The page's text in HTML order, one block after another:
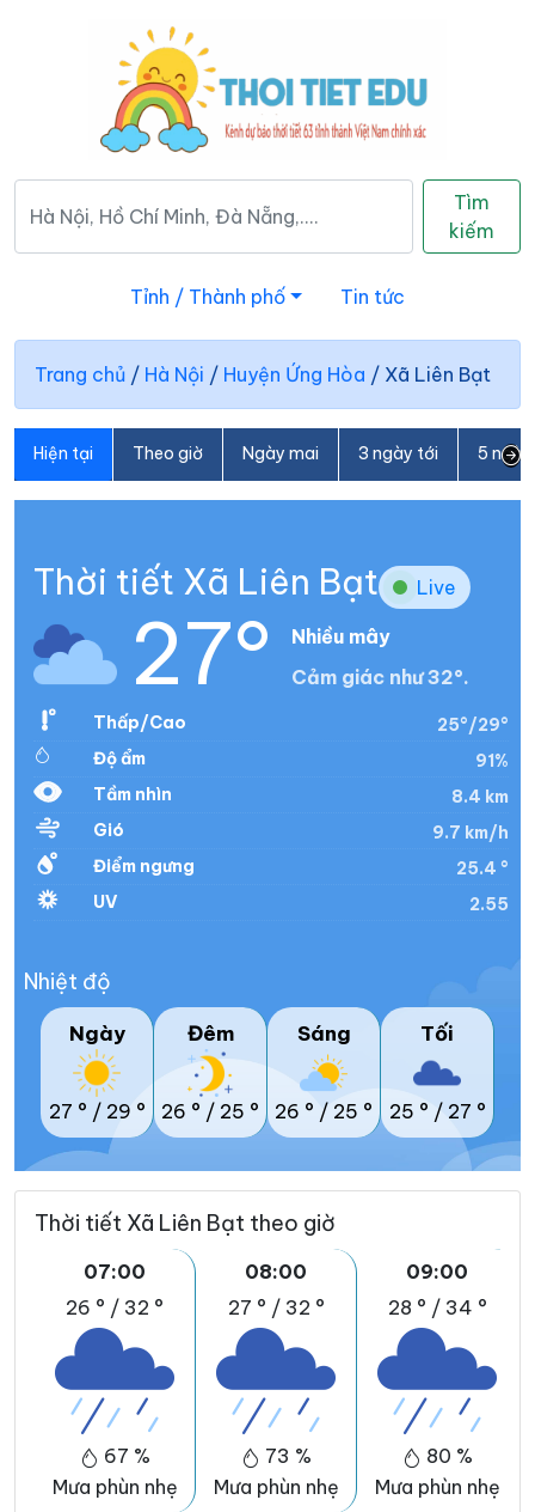
Tìm
kiếm
Tỉnh / Thành phố Tin tức
Trang chủ / Hà Nội / Huyện Ứng Hòa / Xã Liên Bạt
Hiện tại Theo giờ Ngày mai 3 ngày tới 5
Thời tiết Xã Liên Bạt Live
27°
Nhiều mây
Cảm giác như 32°.
Thấp/Cao
25°/29°
Độ ẩm
91%
Tầm nhìn
8.4 km
Gió
9.7 km/h
Điểm ngưng
25.4 °
UV
2.55
Nhiệt độ
Ngày
27 ° / 29 °
Đêm
26 ° / 25 °
Sáng
26 ° / 25 °
Tối
25 ° / 27 °
Thời tiết Xã Liên Bạt theo giờ
07:00
26 ° / 32 °
67 %
Mưa phùn nhẹ
08:00
27 ° / 32 °
73 %
Mưa phùn nhẹ
09:00
28 ° / 34 °
80 %
Mưa phùn nhẹ